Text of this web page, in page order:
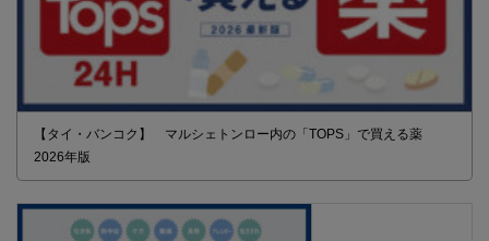
【タイ・バンコク】 マルシェトンロー内の「TOPS」で買える薬
2026年版